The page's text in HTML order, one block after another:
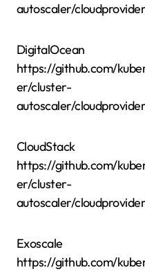
autoscaler/
DigitalOcean
https://github.com/
er/cluster-
autoscaler/
CloudStack
https://github.com/
er/cluster-
autoscaler/
Exoscale
https://github.com/